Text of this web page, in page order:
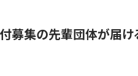
募集の先輩団体が届